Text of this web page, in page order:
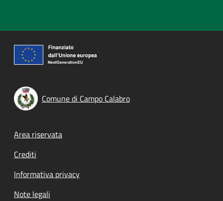
Comune di Campo Calabro
Footer menu
Area riservata
Crediti
Informativa privacy
Note legali